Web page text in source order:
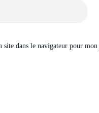
dans le navigateur pour